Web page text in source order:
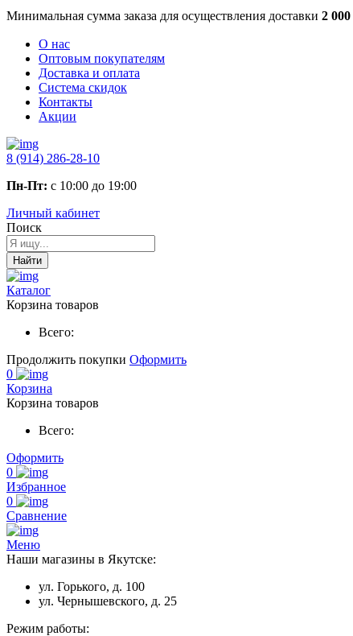
Минимальная сумма заказа для осуществления доставки 2 000
О нас
Оптовым покупателям
Доставка и оплата
Система скидок
Контакты
Акции
8 (914) 286-28-10
Пн-Пт: с 10:00 до 19:00
Личный кабинет
Поиск
Найти
Каталог
Корзина товаров
Всего:
Продолжить покупки Оформить
0
Корзина
Корзина товаров
Всего:
Оформить
0
Избранное
0
Сравнение
Меню
Наши магазины в Якутске:
ул. Горького, д. 100
ул. Чернышевского, д. 25
Режим работы: